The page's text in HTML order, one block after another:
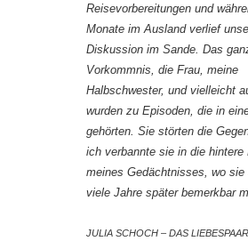
Reisevorbereitungen und
Monate im Ausland verlief
Diskussion im Sande. Das
Vorkommnis, die Frau, meine
Halbschwester, und vielleicht
wurden zu Episoden, die in
gehörten. Sie störten die
ich verbannte sie in die hintere
meines Gedächtnisses, wo
viele Jahre später bemerkbar
JULIA SCHOCH – DAS